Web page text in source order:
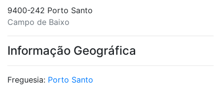
9400-242 Porto Santo
Campo de Baixo
Informação Geográfica
Freguesia: Porto Santo